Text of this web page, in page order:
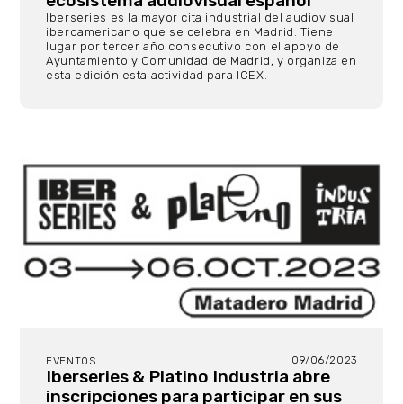
Iberseries es la mayor cita industrial del audiovisual
iberoamericano que se celebra en Madrid. Tiene
lugar por tercer año consecutivo con el apoyo de
Ayuntamiento y Comunidad de Madrid, y organiza en
esta edición esta actividad para ICEX.
EVENTOS 09/06/2023
Iberseries & Platino Industria abre
inscripciones para participar en sus